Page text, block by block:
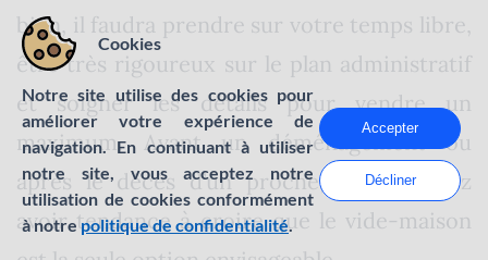
bien, il faudra prendre sur votre temps libre,
être très rigoureux sur le plan administratif
et soigner les détails pour vendre un
maximum. Avant un déménagement ou
après le décès d’un proche, vous pouvez
avoir tendance à croire que le vide-maison
Cookies
Notre site utilise des cookies pour
améliorer votre expérience de
navigation. En continuant à utiliser
notre site, vous acceptez notre
utilisation de cookies conformément
à notrepolitique de confidentialité.
Accepter
Décliner